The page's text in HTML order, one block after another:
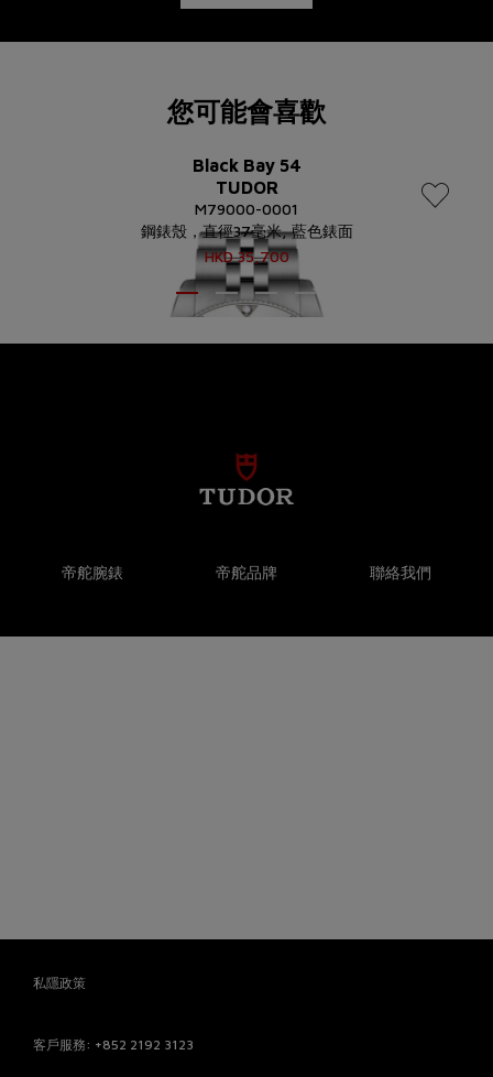
您可能會喜歡
Black Bay 54
TUDOR
M79000-0001
鋼錶殼，直徑37毫米, 藍色錶面
HKD35,700
帝舵腕錶 帝舵品牌 聯絡我們
私隱政策
客戶服務: +852 2192 3123